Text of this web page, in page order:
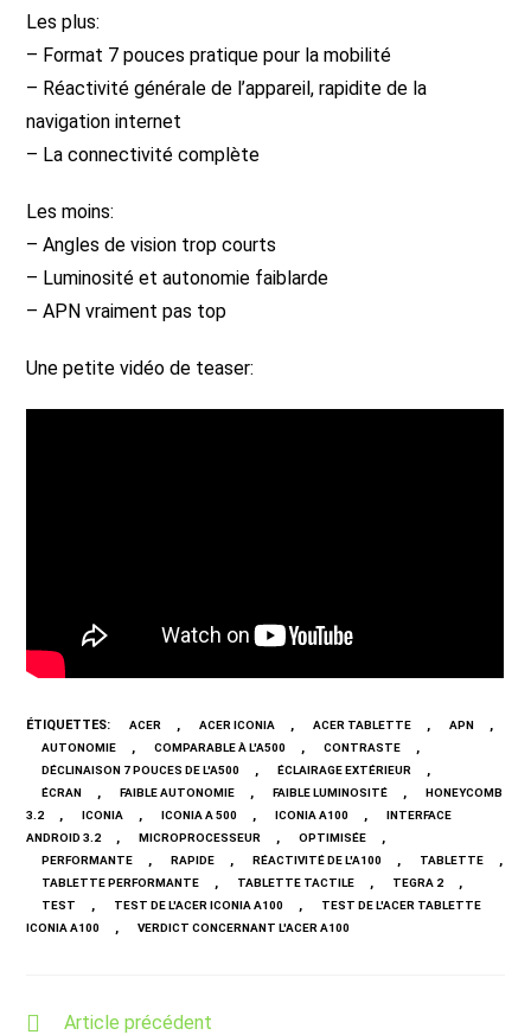
Les plus:
– Format 7 pouces pratique pour la mobilité
– Réactivité générale de l’appareil, rapidite de la
navigation internet
– La connectivité complète
Les moins:
– Angles de vision trop courts
– Luminosité et autonomie faiblarde
– APN vraiment pas top
Une petite vidéo de teaser:
ÉTIQUETTES: ACER , ACER ICONIA , ACER TABLETTE , APN ,
AUTONOMIE , COMPARABLE À L'A500 , CONTRASTE ,
DÉCLINAISON 7 POUCES DE L'A500 , ÉCLAIRAGE EXTÉRIEUR ,
ÉCRAN , FAIBLE AUTONOMIE , FAIBLE LUMINOSITÉ ,
HONEYCOMB
3.2
, ICONIA , ICONIA A 500 , ICONIA A100 ,
INTERFACE
ANDROID 3.2
, MICROPROCESSEUR , OPTIMISÉE ,
PERFORMANTE , RAPIDE , RÉACTIVITÉ DE L'A100 , TABLETTE ,
TABLETTE PERFORMANTE , TABLETTE TACTILE , TEGRA 2 ,
TEST , TEST DE L'ACER ICONIA A100 ,
TEST DE L'ACER TABLETTE
ICONIA A100
, VERDICT CONCERNANT L'ACER A100
Read Article précédent